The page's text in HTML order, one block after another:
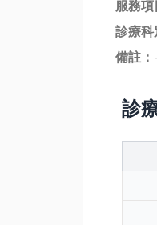
服務項
診療科
備註：
診